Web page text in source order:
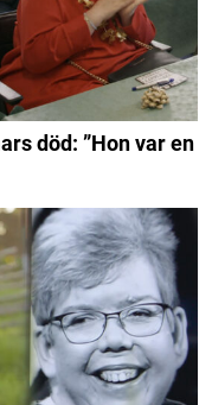
död: ”Hon var en